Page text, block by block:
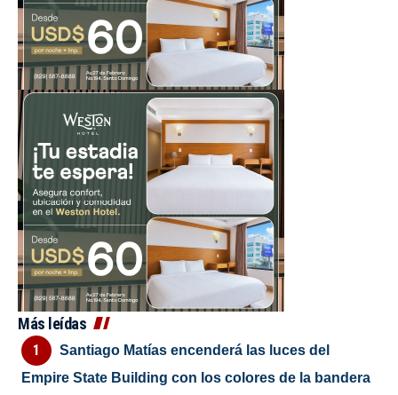
Más leídas
Santiago Matías encenderá las luces del
Empire State Building con los colores de la bandera